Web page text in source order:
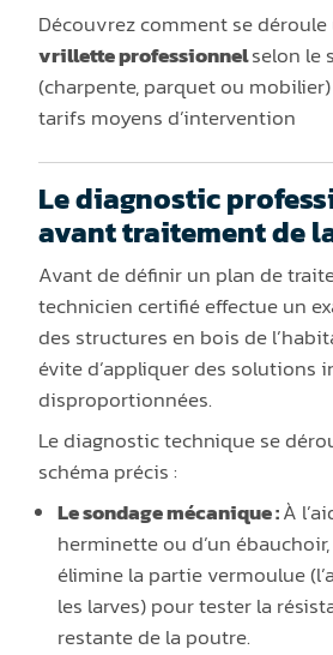
Découvrez comment se
vrillette professionnelselon le
(charpente, parquet ou
tarifs moyens d’intervention
Le diagnostic
avant traitement de
Avant de définir un plan de
technicien certifié effectue un
des structures en bois de
évite d’appliquer des solutions
disproportionnées.
Le diagnostic technique se
schéma précis :
Le sondage mécanique :À
herminette ou d’un
élimine la partie vermoulue
les larves) pour tester la
restante de la poutre.